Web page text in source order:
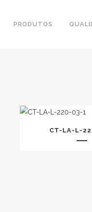
PRODUTOS
CT-LA-L-